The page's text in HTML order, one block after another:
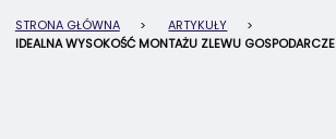
STRONA GŁÓWNA > ARTYKUŁY
>
IDEALNA WYSOKOŚĆ MONTAŻU ZLEWU